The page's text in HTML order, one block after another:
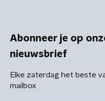
Abonneer je op
nieuwsbrief
Elke zaterdag het beste
mailbox